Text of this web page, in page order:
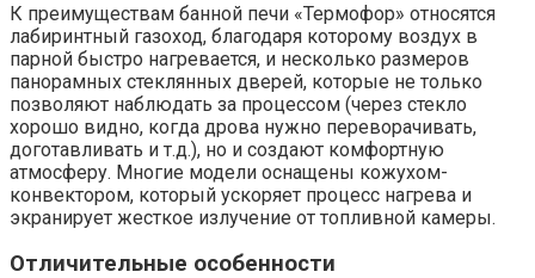
К преимуществам банной печи «Термофор» относятся
лабиринтный газоход, благодаря которому воздух в
парной быстро нагревается, и несколько размеров
панорамных стеклянных дверей, которые не только
позволяют наблюдать за процессом (через стекло
хорошо видно, когда дрова нужно переворачивать,
доготавливать и т.д.), но и создают комфортную
атмосферу. Многие модели оснащены кожухом-
конвектором, который ускоряет процесс нагрева и
экранирует жесткое излучение от топливной камеры.
Отличительные особенности